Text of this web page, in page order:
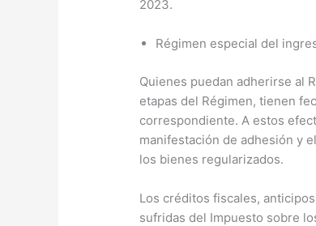
2023.
Régimen especial del
Quienes puedan adherirse al
etapas del Régimen, tienen
correspondiente. A estos
manifestación de adhesión y
los bienes regularizados.
Los créditos fiscales,
sufridas del Impuesto sobre